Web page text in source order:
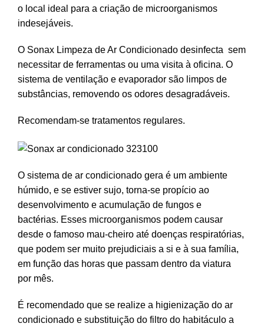
o local ideal para a criação de microorganismos
indesejáveis.
O Sonax Limpeza de Ar Condicionado desinfecta sem
necessitar de ferramentas ou uma visita à oficina. O
sistema de ventilação e evaporador são limpos de
substâncias, removendo os odores desagradáveis.
Recomendam-se tratamentos regulares.
O sistema de ar condicionado gera é um ambiente
húmido, e se estiver sujo, torna-se propício ao
desenvolvimento e acumulação de fungos e
bactérias. Esses microorganismos podem causar
desde o famoso mau-cheiro até doenças respiratórias,
que podem ser muito prejudiciais a si e à sua família,
em função das horas que passam dentro da viatura
por mês.
É recomendado que se realize a higienização do ar
condicionado e substituição do filtro do habitáculo a